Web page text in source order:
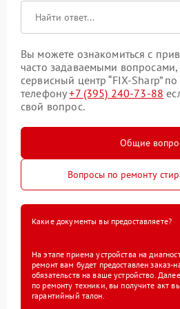
Вы можете ознакомиться с
часто задаваемыми вопросами,
сервисный центр “FIX-Sharp”
телефону+7 (395) 240-73-88
свой вопрос.
Общие
Вопросы по ремонту
Какие документы вы предоставляете?
На этапе приема устройства на
ремонт вам будет предоставлен заказ-
обязательств на ваше устройство.
по ремонту техники, вы получите акт
гарантийный талон.